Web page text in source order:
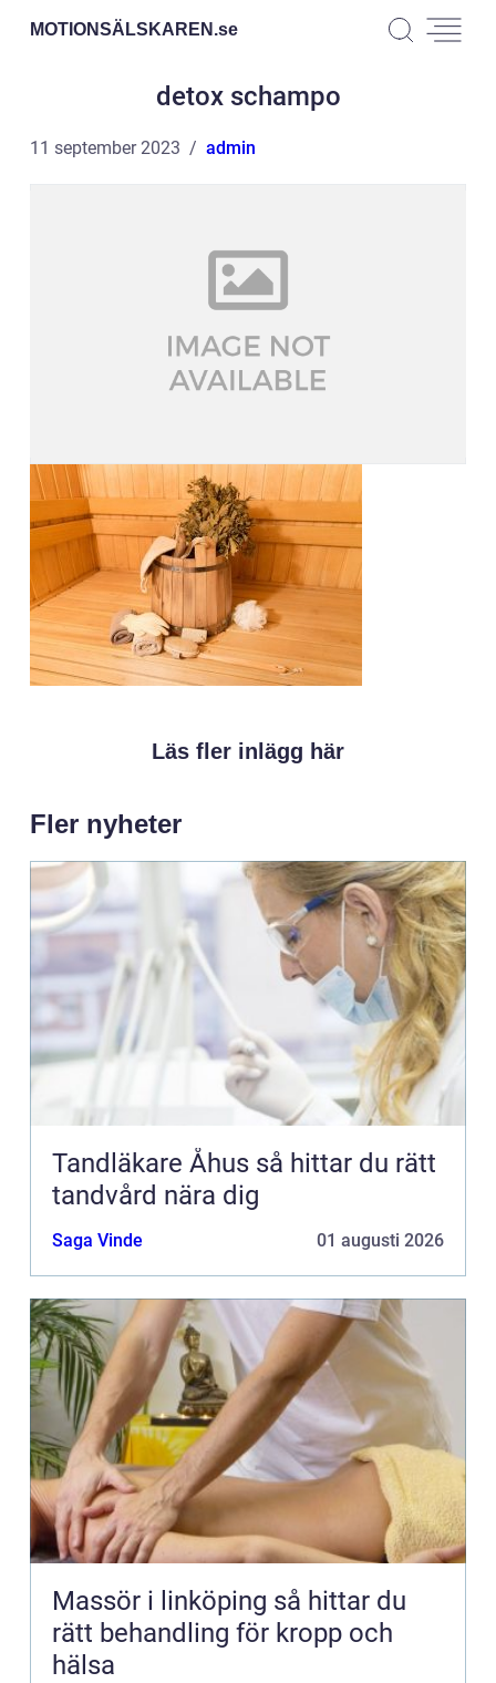
MOTIONSÄLSKAREN.se
detox schampo
11 september 2023 admin
Läs fler inlägg här
Fler nyheter
Tandläkare Åhus så hittar du rätt
tandvård nära dig
Saga Vinde 01 augusti 2026
Massör i linköping så hittar du
rätt behandling för kropp och
hälsa